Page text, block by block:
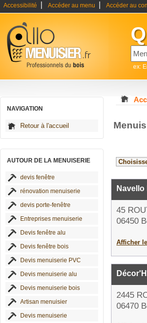
Accessibilité Accéder au menu Accéder au
ex:
NAVIGATION
Retour à l'accueil
AUTOUR DE LA MENUISERIE
devis fenêtre
rénovation menuiserie
devis porte-fenêtre
Entreprises menuiserie
Devis fenêtre alu
Devis fenêtre bois
Devis menuiserie PVC
Devis menuiserie alu
Devis menuiserie bois
Artisan menuisier
Devis menuiserie
Navello
45
06450
Afficher
2445
06470